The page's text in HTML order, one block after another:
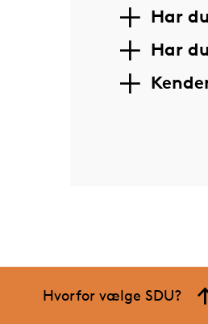
Har
Har
Hvorfor vælge SDU?